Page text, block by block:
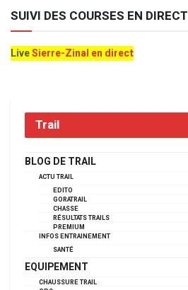
SUIVI DES COURSES EN DIRECT
LiveSierre-Zinal en direct
Trail
BLOG DE TRAIL
ACTU TRAIL
EDITO
GORATRAIL
CHASSE
RÉSULTATS TRAILS
PREMIUM
INFOS ENTRAINEMENT
SANTÉ
EQUIPEMENT
CHAUSSURE TRAIL